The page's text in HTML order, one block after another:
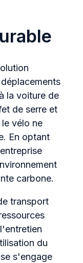
la voiture de
de serre et
vélo ne
En optant
carbone.
transport
du
s'engage